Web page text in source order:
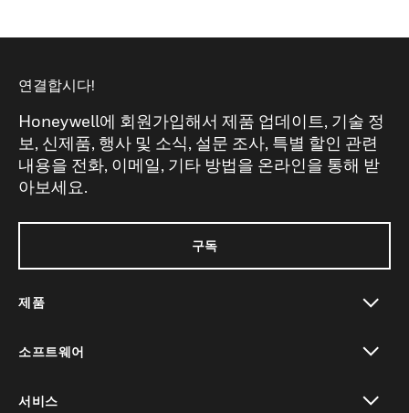
연결합시다!
Honeywell에 회원가입해서 제품 업데이트, 기술 정
보, 신제품, 행사 및 소식, 설문 조사, 특별 할인 관련
내용을 전화, 이메일, 기타 방법을 온라인을 통해 받
아보세요.
구독
제품
소프트웨어
서비스